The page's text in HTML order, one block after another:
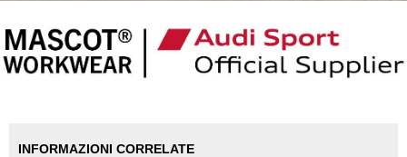
INFORMAZIONI CORRELATE